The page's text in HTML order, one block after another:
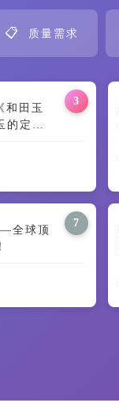
📋 质量需求
3
和田玉
的定义
7
全球顶